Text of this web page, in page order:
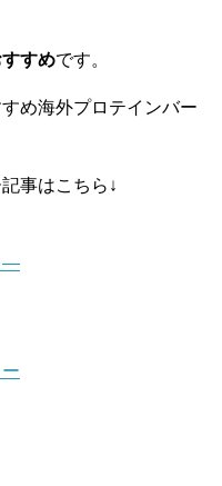
すめです。
め海外プロテインバー
事はこちら↓
―